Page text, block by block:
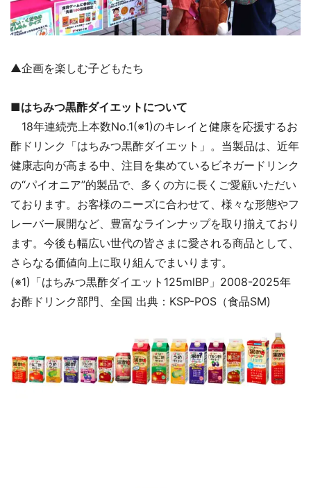
▲企画を楽しむ子どもたち
■はちみつ黒酢ダイエットについて
18年連続売上本数No.1(※1)のキレイと健康を応援するお
酢ドリンク「はちみつ黒酢ダイエット」。当製品は、近年
健康志向が高まる中、注目を集めているビネガードリンク
の“パイオニア”的製品で、多くの方に長くご愛顧いただい
ております。お客様のニーズに合わせて、様々な形態やフ
レーバー展開など、豊富なラインナップを取り揃えており
ます。今後も幅広い世代の皆さまに愛される商品として、
さらなる価値向上に取り組んでまいります。
(※1)「はちみつ黒酢ダイエット125mlBP」2008-2025年
お酢ドリンク部門、全国 出典：KSP-POS（食品SM)